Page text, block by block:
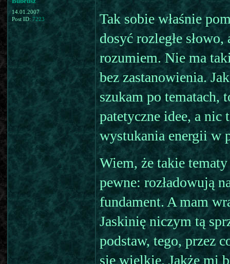
14.01.2007
Post ID: 7223
Tak sobie właśnie
dosyć rozległe
rozumiem. Nie ma
bez zastanowienia.
szukam po tematach,
patetyczne idee, a nic
wystukania energii w
Wiem, że takie
pewne: rozładowują
fundament. A mam
Jaskinię niczym tą
podstaw, tego, przez
się wielkie. Jakże mi